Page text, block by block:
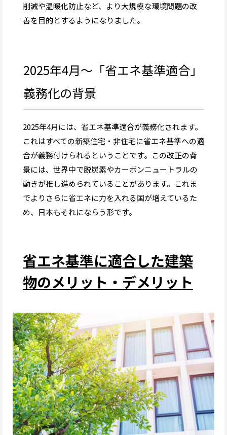
削減や温暖化防止など、より大規模な環境問題の改
善を目的とするようになりました。
2025年4月～「省エネ基準適合」
義務化の背景
2025年4月には、省エネ基準適合が義務化されます。
これはすべての新築住宅・非住宅に省エネ基準への適
合が義務付けられるということです。この改正の背
景には、世界中で脱炭素やカーボンニュートラルの
動きが推し進められていることがあります。これま
でよりさらに省エネに力を入れる国が増えているた
め、日本もそれにならう形です。
省エネ基準に適合した建築
物のメリット・デメリット